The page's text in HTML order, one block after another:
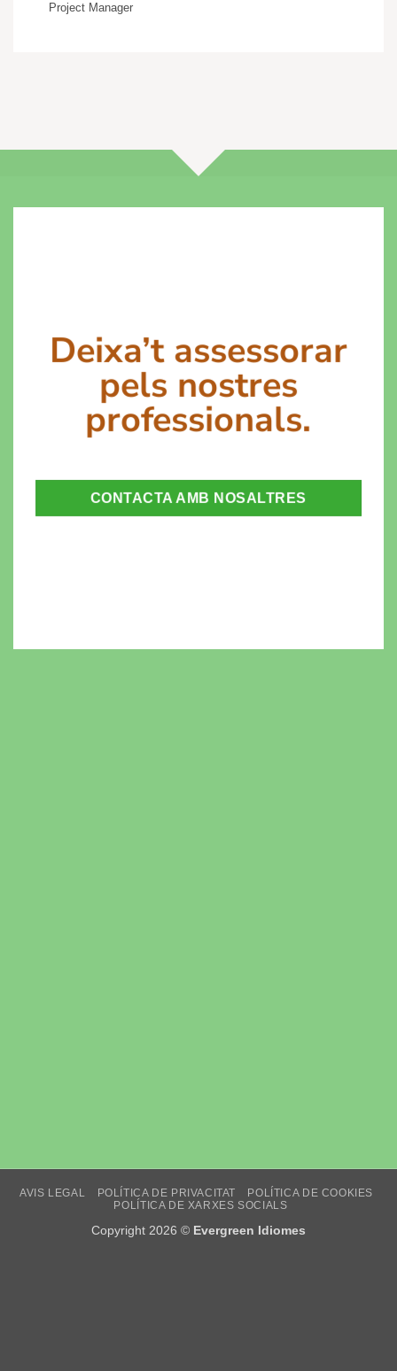
Project Manager
Deixa’t assessorar
pels nostres
professionals.
CONTACTA AMB NOSALTRES
AVIS LEGAL POLÍTICA DE PRIVACITAT
POLÍTICA DE COOKIES
POLÍTICA DE XARXES SOCIALS
Copyright 2026 © Evergreen Idiomes